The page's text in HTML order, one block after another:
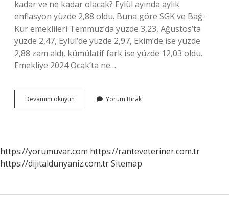
kadar ve ne kadar olacak? Eylül ayında aylık
enflasyon yüzde 2,88 oldu. Buna göre SGK ve Bağ-
Kur emeklileri Temmuz’da yüzde 3,23, Ağustos’ta
yüzde 2,47, Eylül’de yüzde 2,97, Ekim’de ise yüzde
2,88 zam aldı, kümülatif fark ise yüzde 12,03 oldu.
Emekliye 2024 Ocak’ta ne…
Devamını okuyun
Maaşı
Tablosu
Yorum Bırak
https://yorumuvar.com https://ranteveteriner.com.tr
https://dijitaldunyaniz.com.trSitemap